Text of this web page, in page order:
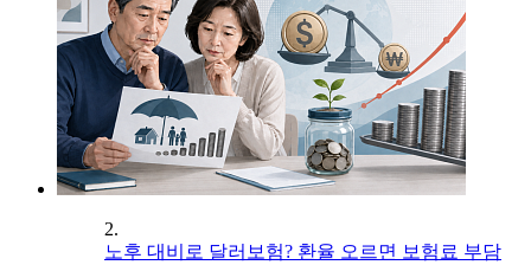
2.
노후 대비로 달러보험? 환율 오르면 보험료 부담